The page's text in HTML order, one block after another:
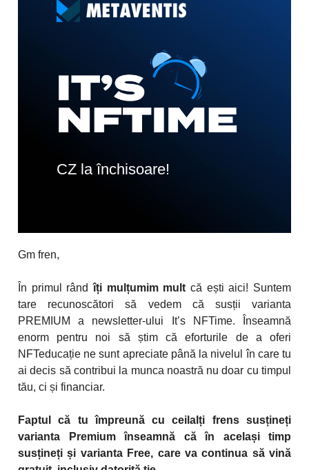
CZ la închisoare!
Gm fren,
În primul rândîți mulțumim mult că ești aici! Suntem
tare recunoscători să vedem că susții varianta
PREMIUM a newsletter-ului It’s NFTime. Înseamnă
enorm pentru noi să știm că eforturile de a oferi
NFTeducație ne sunt apreciate până la nivelul în care tu
ai decis să contribui la munca noastră nu doar cu timpul
tău, ci și financiar.
Faptul că tu împreună cu ceilalți frens susțineți
varianta Premium înseamnă că în același timp
susțineți și varianta Free, care va continua să vină